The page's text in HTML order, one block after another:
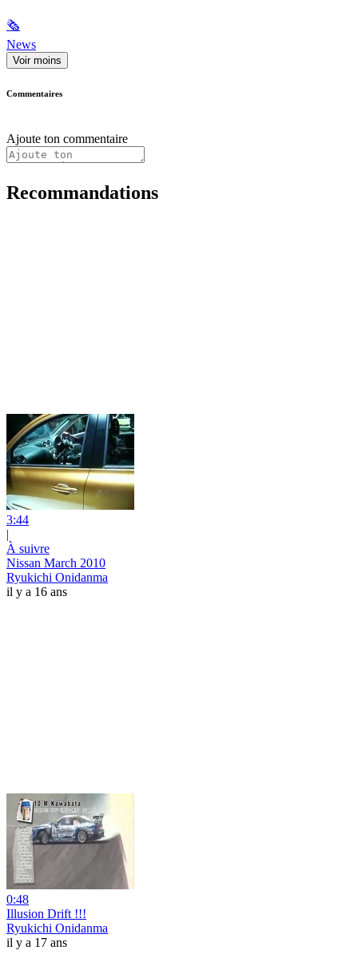
🗞
News
Voir moins
Commentaires
Ajoute ton commentaire
Recommandations
3:44
|
À suivre
Nissan March 2010
Ryukichi Onidanma
il y a 16 ans
0:48
Illusion Drift !!!
Ryukichi Onidanma
il y a 17 ans